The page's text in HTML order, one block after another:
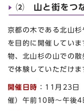
⑵ 山と街をつな
京都の木である北山
を目的に開催してい
物、北山杉の山での
で体験していただけま
開催日時 ：11月23日
催）午前10時～午後4